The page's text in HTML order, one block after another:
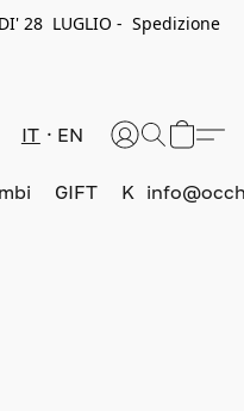
28 LUGLIO - Spedizione
IT EN
GIFT K